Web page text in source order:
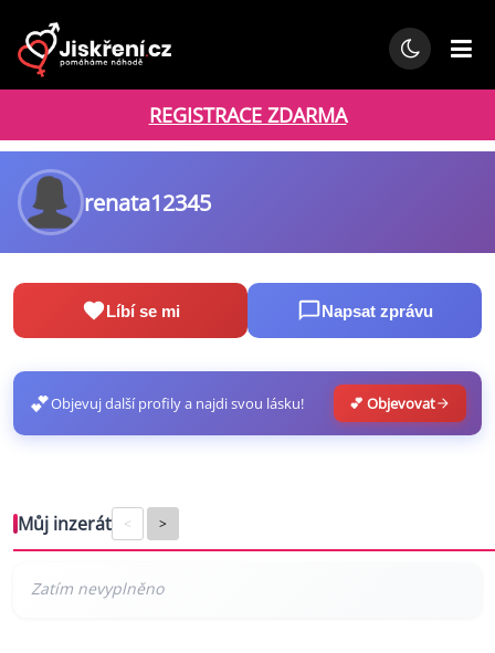
REGISTRACE ZDARMA
renata12345
Líbí se mi Napsat zprávu
💕Objevuj další profily a najdi svou lásku! 💕 Objevovat
Můj inzerát < >